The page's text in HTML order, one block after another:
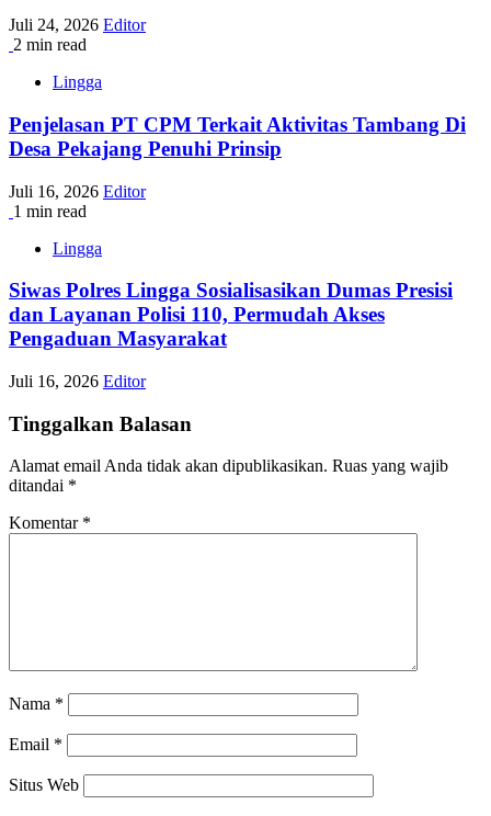
Juli 24, 2026 Editor
2 min read
Lingga
Penjelasan PT CPM Terkait Aktivitas Tambang Di
Desa Pekajang Penuhi Prinsip
Juli 16, 2026 Editor
1 min read
Lingga
Siwas Polres Lingga Sosialisasikan Dumas Presisi
dan Layanan Polisi 110, Permudah Akses
Pengaduan Masyarakat
Juli 16, 2026 Editor
Tinggalkan Balasan
Alamat email Anda tidak akan dipublikasikan. Ruas yang wajib
ditandai *
Komentar *
Nama *
Email *
Situs Web